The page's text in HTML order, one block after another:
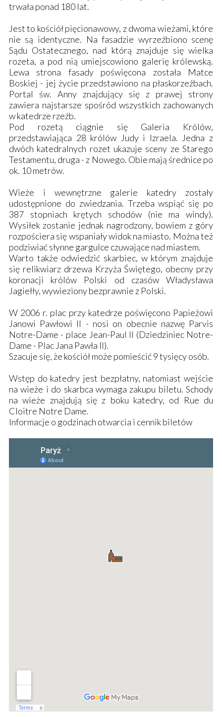
trwała ponad 180 lat.
Jest to kościół pięcionawowy, z dwoma wieżami, które
nie są identyczne. Na fasadzie wyrzeźbiono scenę
Sądu Ostatecznego, nad którą znajduje się wielka
rozeta, a pod nią umiejscowiono galerię królewską.
Lewa strona fasady poświęcona została Matce
Boskiej - jej życie przedstawiono na płaskorzeźbach.
Portal św. Anny znajdujący się z prawej strony
zawiera najstarsze spośród wszystkich zachowanych
w katedrze rzeźb.
Pod rozetą ciągnie się Galeria Królów,
przedstawiająca 28 królów Judy i Izraela. Jedna z
dwóch katedralnych rozet ukazuje sceny ze Starego
Testamentu, druga - z Nowego. Obie mają średnice po
ok. 10 metrów.
Wieże i wewnętrzne galerie katedry zostały
udostępnione do zwiedzania. Trzeba wspiąć się po
387 stopniach krętych schodów (nie ma windy).
Wysiłek zostanie jednak nagrodzony, bowiem z góry
rozpościera się wspaniały widok na miasto. Można też
podziwiać słynne gargulce czuwające nad miastem.
Warto także odwiedzić skarbiec, w którym znajduje
się relikwiarz drzewa Krzyża Świętego, obecny przy
koronacji królów Polski od czasów Władysława
Jagiełły, wywieziony bezprawnie z Polski.
W 2006 r. plac przy katedrze poświęcono Papieżowi
Janowi Pawłowi II - nosi on obecnie nazwę Parvis
Notre-Dame - place Jean-Paul II (Dziedziniec Notre-
Dame - Plac Jana Pawła II).
Szacuje się, że kościół może pomieścić 9 tysięcy osób.
Wstęp do katedry jest bezpłatny, natomiast wejście
na wieże i do skarbca wymaga zakupu biletu. Schody
na wieże znajdują się z boku katedry, od Rue du
Cloitre Notre Dame.
Informacje o godzinach otwarcia i cennik biletów